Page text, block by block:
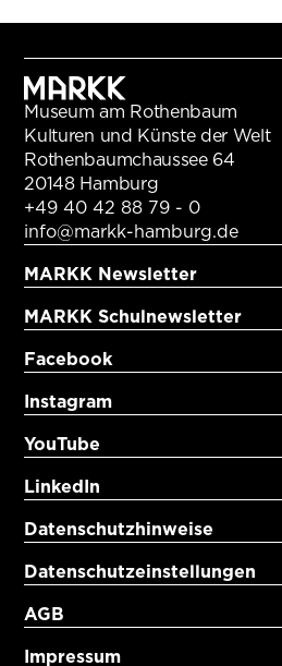
Museum am Rothenbaum
Kulturen und Künste der Welt
Rothenbaumchaussee 64
20148 Hamburg
+49 40 42 88 79 - 0
info@markk-hamburg.de
MARKK Newsletter
MARKK Schulnewsletter
Facebook
Instagram
YouTube
LinkedIn
Datenschutzhinweise
Datenschutzeinstellungen
AGB
Impressum